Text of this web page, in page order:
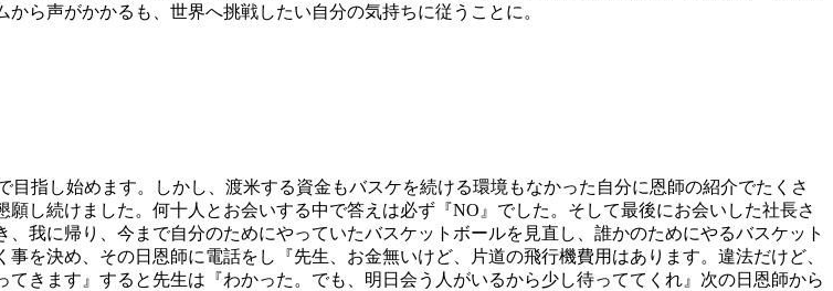
ら声がかかるも、世界へ挑戦したい自分の気持ちに従うことに。
指し始めます。しかし、渡米する資金もバスケを続ける環境もなかった自分に恩師の紹介でたくさ
し続けました。何十人とお会いする中で答えは必ず『NO』でした。そして最後にお会いした社長さ
我に帰り、今まで自分のためにやっていたバスケットボールを見直し、誰かのためにやるバスケット
を決め、その日恩師に電話をし『先生、お金無いけど、片道の飛行機費用はあります。違法だけど、
きます』すると先生は『わかった。でも、明日会う人がいるから少し待っててくれ』次の日恩師から